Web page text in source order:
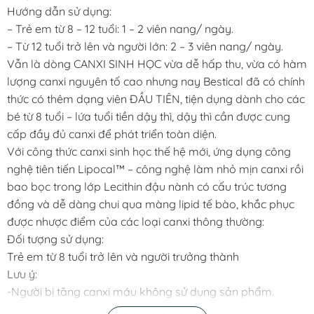
Hướng dẫn sử dụng:
– Trẻ em từ 8 – 12 tuổi: 1 – 2 viên nang/ ngày.
– Từ 12 tuổi trở lên và người lớn: 2 – 3 viên nang/ ngày.
Vẫn là dòng CANXI SINH HỌC vừa dễ hấp thu, vừa có hàm
lượng canxi nguyên tố cao nhưng nay Bestical đã có chính
thức có thêm dạng viên ĐẦU TIÊN, tiện dụng dành cho các
bé từ 8 tuổi – lứa tuổi tiền dậy thì, dậy thì cần được cung
cấp đầy đủ canxi để phát triển toàn diện.
Với công thức canxi sinh học thế hệ mới, ứng dụng công
nghệ tiên tiến Lipocal™ – công nghệ làm nhỏ mịn canxi rồi
bao bọc trong lớp Lecithin đậu nành có cấu trúc tương
đồng và dễ dàng chui qua màng lipid tế bào, khắc phục
được nhược điểm của các loại canxi thông thường:
Đối tượng sử dụng:
Trẻ em từ 8 tuổi trở lên và người trưởng thành
Lưu ý:
-Người bị tăng canxi máu không sử dụng sản phẩm.
– Không sử dụng cho người có mẫn cảm, kiêng kỵ với bất